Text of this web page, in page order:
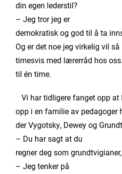
din egen lederstil?
– Jeg tror jeg er
demokratisk og god til å ta
Og er det noe jeg virkelig vil
timesvis med lærerråd hos
til én time.
Vi har tidligere fanget opp at
opp i en familie av pedagoger
der Vygotsky, Dewey og
– Du har sagt at du
regner deg som
– Jeg tenker på